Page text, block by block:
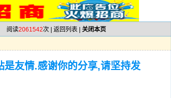
阅读2061542次 | 返回列表 关闭本页
友情.感谢你的分享,请坚持发